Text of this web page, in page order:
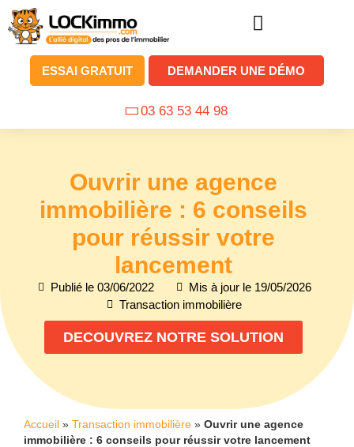
ESSAI GRATUIT DEMANDER UNE DÉMO
03 63 53 44 98
Ouvrir une agence
immobilière : 6 conseils
pour réussir votre
lancement
Publié le 03/06/2022
Mis à jour le 19/05/2026
Transaction immobilière
DECOUVREZ NOTRE SOLUTION
Accueil » Transaction immobilière » Ouvrir une agence
immobilière : 6 conseils pour réussir votre lancement